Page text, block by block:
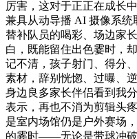
厉害，这对于正正在成长
兼具从动导播 AI 摄像系
替补队员的喝彩、场边家
白，既能留住出色霎时，
记不清，孩子射门、得分
素材，辞别恍惚、过曝、
身边良多家长伴侣看到我
表示，再也不消为剪辑头
是室内场馆仍是户外赛场
的霎时——无论是带球冲